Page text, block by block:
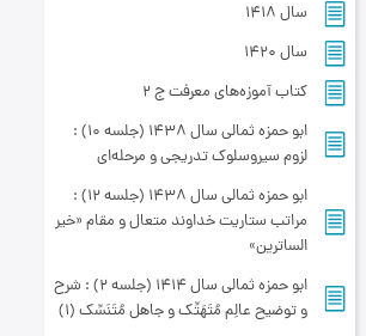
سال 1418
سال 1420
کتاب آموزه‌های معرفت ج 2
ابو حمزه ثمالی سال 1438 (جلسه 10) :
لزوم سیروسلوک تدریجی و مرحله‌ای
ابو حمزه ثمالی سال 1438 (جلسه 12) :
مراتب ستاریت خداوند متعال و مقام «خیر
الساترین»
ابو حمزه ثمالی سال 1414 (جلسه 2) : شرح
و توضیح عالِم مُتَهَتِّک و جاهل مُتَنَسِّک (١)